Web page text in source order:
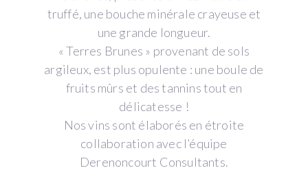
truffé, une bouche minérale crayeuse et
une grande longueur.
« Terres Brunes » provenant de sols
argileux, est plus opulente : une boule de
fruits mûrs et des tannins tout en
délicatesse !
Nos vins sont élaborés en étroite
collaboration avec l’équipe
Derenoncourt Consultants.